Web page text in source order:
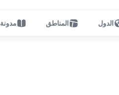
الدول المناطق مدونة